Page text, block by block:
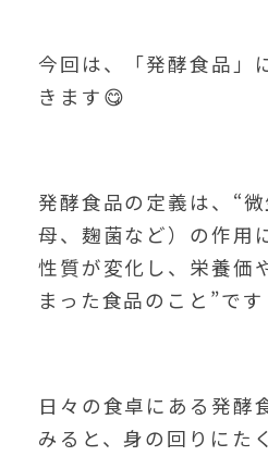
今回は、「発酵食品」
きます😋
発酵食品の定義は、“
母、麹菌など）の作用
性質が変化し、栄養価
まった食品のこと”です
日々の食卓にある発酵
みると、身の回りにた